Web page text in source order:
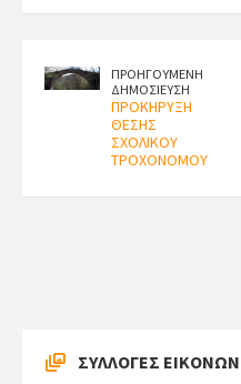
ΠΡΟΗΓΟΥΜΕΝΗ
ΔΗΜΟΣΙΕΥΣΗ
ΠΡΟΚΗΡΥΞΗ
ΘΕΣΗΣ
ΣΧΟΛΙΚΟΥ
ΤΡΟΧΟΝΟΜΟΥ
ΣΥΛΛΟΓΕΣ ΕΙΚΟΝΩΝ